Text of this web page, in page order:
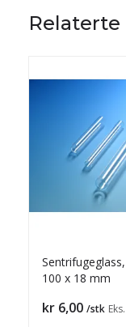
100 x 18 mm
Pris
kr 6,00 /stk